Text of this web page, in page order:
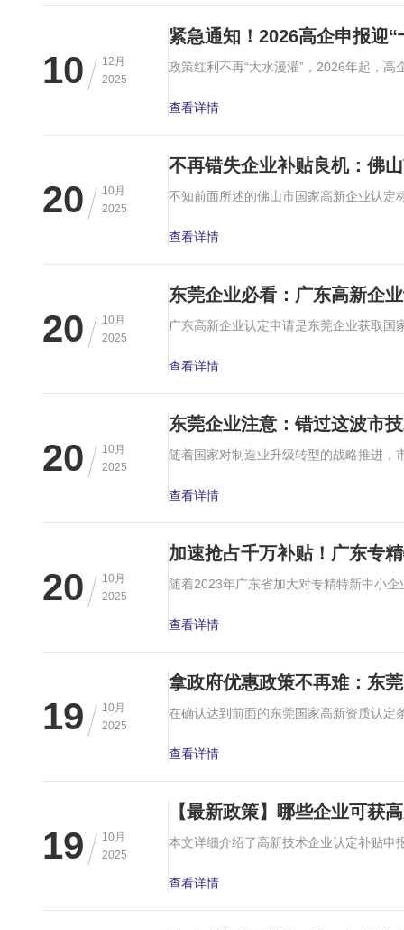
10
12月
2025
紧急通知！2026高企申报迎
查看详情
20
10月
2025
不再错失企业补贴良机：佛
查看详情
20
10月
2025
东莞企业必看：广东高新企
查看详情
20
10月
2025
东莞企业注意：错过这波市
查看详情
20
10月
2025
加速抢占千万补贴！广东专
查看详情
19
10月
2025
拿政府优惠政策不再难：东
查看详情
19
10月
2025
【最新政策】哪些企业可获
查看详情